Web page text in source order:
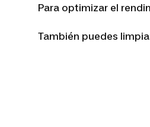
Para optimizar el
También puedes